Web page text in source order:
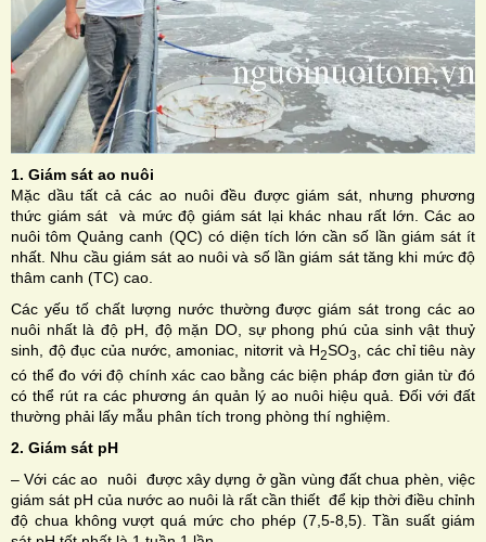
1. Giám sát ao nuôi
Mặc dầu tất cả các ao nuôi đều được giám sát, nhưng phương
thức giám sát và mức độ giám sát lại khác nhau rất lớn. Các ao
nuôi tôm Quảng canh (QC) có diện tích lớn cần số lần giám sát ít
nhất. Nhu cầu giám sát ao nuôi và số lần giám sát tăng khi mức độ
thâm canh (TC) cao.
Các yếu tố chất lượng nước thường được giám sát trong các ao
nuôi nhất là độ pH, độ mặn DO, sự phong phú của sinh vật thuỷ
sinh, độ đục của nước, amoniac, nitơrit và H2SO3
, các chỉ tiêu này
có thể đo với độ chính xác cao bằng các biện pháp đơn giản từ đó
có thể rút ra các phương án quản lý ao nuôi hiệu quả. Đối với đất
thường phải lấy mẫu phân tích trong phòng thí nghiệm.
2. Giám sát pH
– Với các ao nuôi được xây dựng ở gần vùng đất chua phèn, việc
giám sát pH của nước ao nuôi là rất cần thiết để kịp thời điều chỉnh
độ chua không vượt quá mức cho phép (7,5-8,5). Tần suất giám